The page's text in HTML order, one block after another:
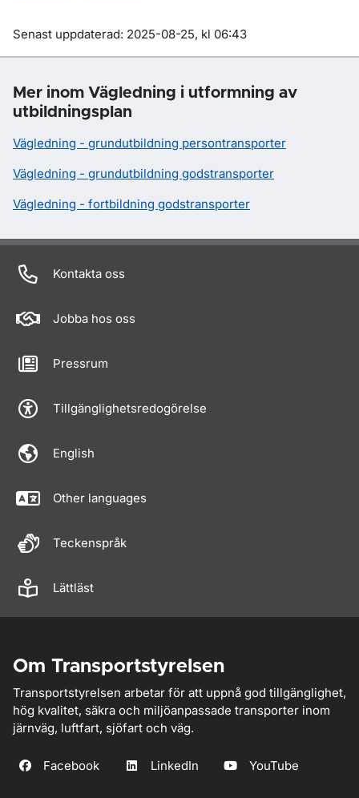
Om sidan
Senast uppdaterad: 2025-08-25, kl 06:43
Mer inom Vägledning i utformning av
utbildningsplan
Vägledning - grundutbildning persontransporter
Vägledning - grundutbildning godstransporter
Vägledning - fortbildning godstransporter
Kontakta oss
Jobba hos oss
Pressrum
Tillgänglighetsredogörelse
English
Other languages
Teckenspråk
Lättläst
Om Transportstyrelsen
Transportstyrelsen arbetar för att uppnå god tillgänglighet,
hög kvalitet, säkra och miljöanpassade transporter inom
järnväg, luftfart, sjöfart och väg.
Facebook LinkedIn YouTube